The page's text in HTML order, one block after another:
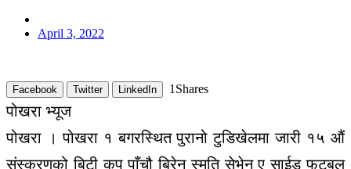
April 3, 2022
Facebook Twitter LinkedIn 1 Shares
पोखरा भ्यूज
पोखरा । पोखरा १ बगरस्थित पुरानो टुडिखेलमा जारी १५ औं
संस्करणको बिटी कप पाँचौ बिरेन स्मृति सेभेन ए साईड फुटबल